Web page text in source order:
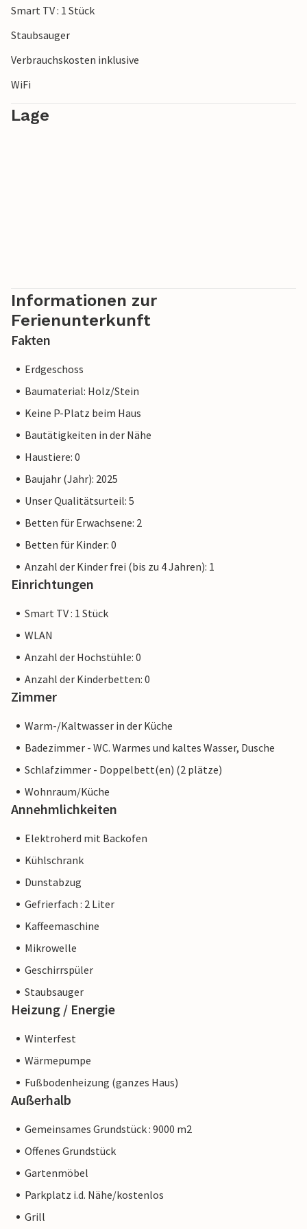
***Hinweis: Die Anlage befindet sich aktuell noch im Bau.***
Smart TV : 1 Stück
Staubsauger
Verbrauchskosten inklusive
WiFi
Lage
Informationen zur
Ferienunterkunft
Fakten
Erdgeschoss
Baumaterial: Holz/Stein
Keine P-Platz beim Haus
Bautätigkeiten in der Nähe
Haustiere: 0
Baujahr (Jahr): 2025
Unser Qualitätsurteil: 5
Betten für Erwachsene: 2
Betten für Kinder: 0
Anzahl der Kinder frei (bis zu 4 Jahren): 1
Einrichtungen
Smart TV : 1 Stück
WLAN
Anzahl der Hochstühle: 0
Anzahl der Kinderbetten: 0
Zimmer
Warm-/Kaltwasser in der Küche
Badezimmer - WC. Warmes und kaltes Wasser, Dusche
Schlafzimmer - Doppelbett(en) (2 plätze)
Wohnraum/Küche
Annehmlichkeiten
Elektroherd mit Backofen
Kühlschrank
Dunstabzug
Gefrierfach : 2 Liter
Kaffeemaschine
Mikrowelle
Geschirrspüler
Staubsauger
Heizung / Energie
Winterfest
Wärmepumpe
Fußbodenheizung (ganzes Haus)
Außerhalb
Gemeinsames Grundstück : 9000 m2
Offenes Grundstück
Gartenmöbel
Parkplatz i.d. Nähe/kostenlos
Grill